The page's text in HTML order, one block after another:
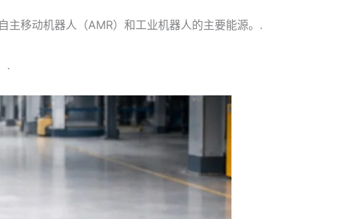
主移动机器人（AMR）和工业机器人的主要能源。.
.